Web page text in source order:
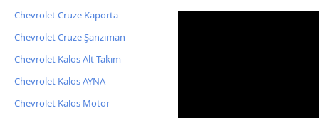
Chevrolet Cruze Kaporta
Chevrolet Cruze Şanzıman
Chevrolet Kalos Alt Takım
Chevrolet Kalos AYNA
Chevrolet Kalos Motor